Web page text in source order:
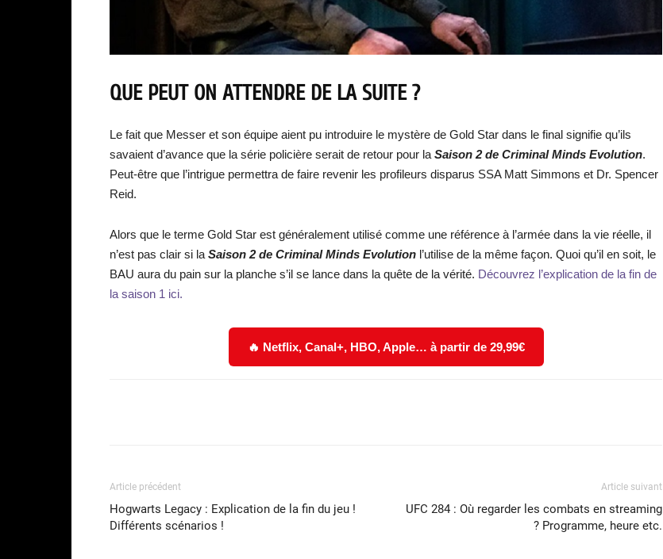
QUE PEUT ON ATTENDRE DE LA SUITE ?
Le fait que Messer et son équipe aient pu introduire le mystère de Gold Star dans le final signifie qu’ils
savaient d’avance que la série policière serait de retour pour la Saison 2 de Criminal Minds Evolution.
Peut-être que l’intrigue permettra de faire revenir les profileurs disparus SSA Matt Simmons et Dr. Spencer
Reid.
Alors que le terme Gold Star est généralement utilisé comme une référence à l’armée dans la vie réelle, il
n’est pas clair si la Saison 2 de Criminal Minds Evolution l’utilise de la même façon. Quoi qu’il en soit, le
BAU aura du pain sur la planche s’il se lance dans la quête de la vérité. Découvrez l’explication de la fin de
la saison 1 ici.
🔥 Netflix, Canal+, HBO, Apple… à partir de 29,99€
Article précédent
Hogwarts Legacy : Explication de la fin du jeu !
Différents scénarios !
Article suivant
UFC 284 : Où regarder les combats en streaming
? Programme, heure etc.